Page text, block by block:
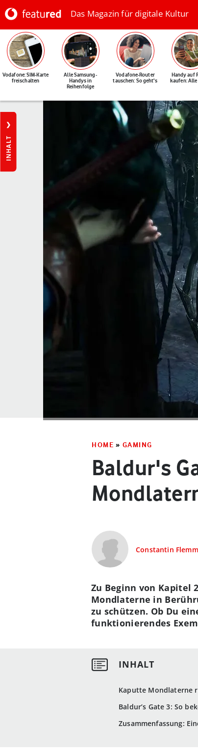
Das Magazin für digitale Kultur
Vodafone: SIM-Karte
freischalten
Alle Samsung-
Handys in
Reihenfolge
Vodafone-Router
tauschen: So geht's
Handy auf
kaufen:
INHALT
HOME » GAMING
Baldur's
Constantin
Kaputte Mondlaterne
Baldur’s Gate 3: So
Zusammenfassung:
Zu Beginn von Kapitel
Mondlaterne in
zu schützen. Ob Du
funktionierendes